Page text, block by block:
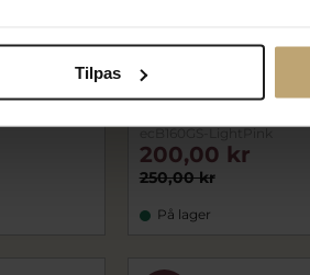
Tilpas Nyhed
250,00 kr
200,00 kr
På lager